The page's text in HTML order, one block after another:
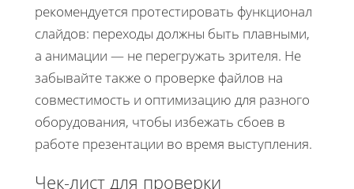
рекомендуется протестировать функционал
слайдов: переходы должны быть плавными,
а анимации — не перегружать зрителя. Не
забывайте также о проверке файлов на
совместимость и оптимизацию для разного
оборудования, чтобы избежать сбоев в
работе презентации во время выступления.
Чек-лист для проверки